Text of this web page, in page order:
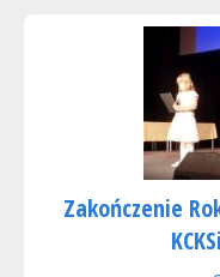
Zakończenie